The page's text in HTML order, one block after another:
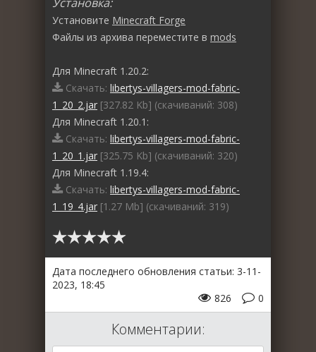
Установите Minecraft Forge
Файлы из архива переместите в mods
Для Minecraft 1.20.2:
Скачать: libertys-villagers-mod-fabric-
1_20_2.jar [327.82 Kb] (cкачиваний: 308)
Для Minecraft 1.20.1:
Скачать: libertys-villagers-mod-fabric-
1_20_1.jar [325.75 Kb] (cкачиваний: 320)
Для Minecraft 1.19.4:
Скачать: libertys-villagers-mod-fabric-
1_19_4.jar [1.27 Mb] (cкачиваний: 319)
Дата последнего обновления статьи: 3-11-
2023, 18:45
0
826
Комментарии: